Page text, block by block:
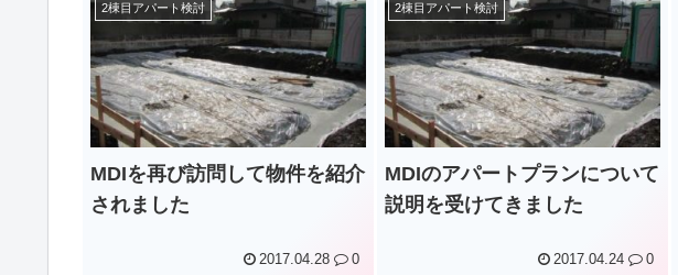
2棟目アパート検討
MDIを再び訪問して物件を紹介
されました
2017.04.28 0
2棟目アパート検討
MDIのアパートプランについて
説明を受けてきました
2017.04.24 0